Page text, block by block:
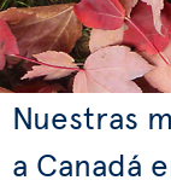
Nuestras
a Canadá